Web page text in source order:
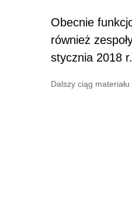
Obecnie
również
stycznia 2018
Dalszy ciąg